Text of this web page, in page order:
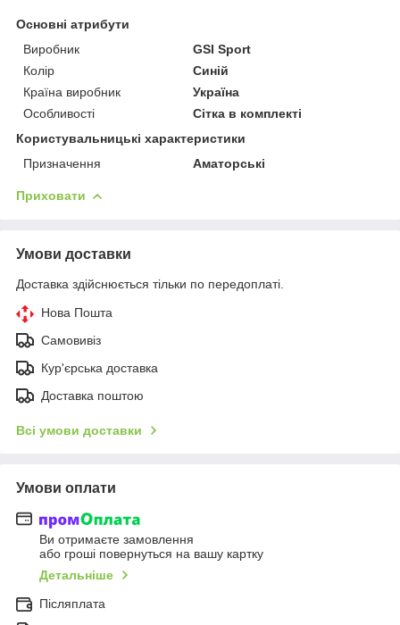
Основні атрибути
Виробник
GSI Sport
Колір
Синій
Країна виробник
Україна
Особливості
Сітка в комплекті
Користувальницькі характеристики
Призначення
Аматорські
Приховати
Умови доставки
Доставка здійснюється тільки по передоплаті.
Нова Пошта
Самовивіз
Кур'єрська доставка
Доставка поштою
Всі умови доставки
Умови оплати
Ви отримаєте замовлення
або гроші повернуться на вашу картку
Детальніше
Післяплата